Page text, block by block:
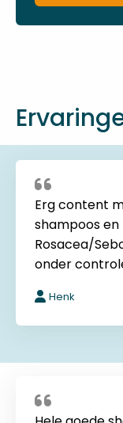
Erg content
shampoos
Rosacea/
onder
Henk